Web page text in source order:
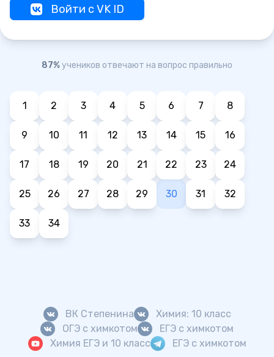
Войти с VK ID
87%учеников отвечают на вопрос правильно
1 2 3 4 5 6 7 8
9 10 11 12 13 14 15 16
17 18 19 20 21 22 23 24
25 26 27 28 29 30 31 32
33 34
ВК Степенина
Химия: 10 класс
ОГЭ с химкотом
ЕГЭ с химкотом
Химия ЕГЭ и 10 класс
ЕГЭ с химкотом